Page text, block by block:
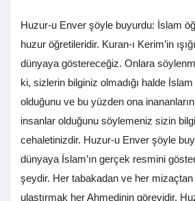
Huzur-u Enver şöyle buyurdu: İslam
huzur öğretileridir. Kuran-ı Kerim’in
dünyaya göstereceğiz. Onlara
ki, sizlerin bilginiz olmadığı halde
olduğunu ve bu yüzden ona
insanlar olduğunu söylemeniz sizin
cehaletinizdir. Huzur-u Enver şöyle
dünyaya İslam’ın gerçek resmini
şeydir. Her tabakadan ve her mizaçtan
ulaştırmak her Ahmedinin görevidir.